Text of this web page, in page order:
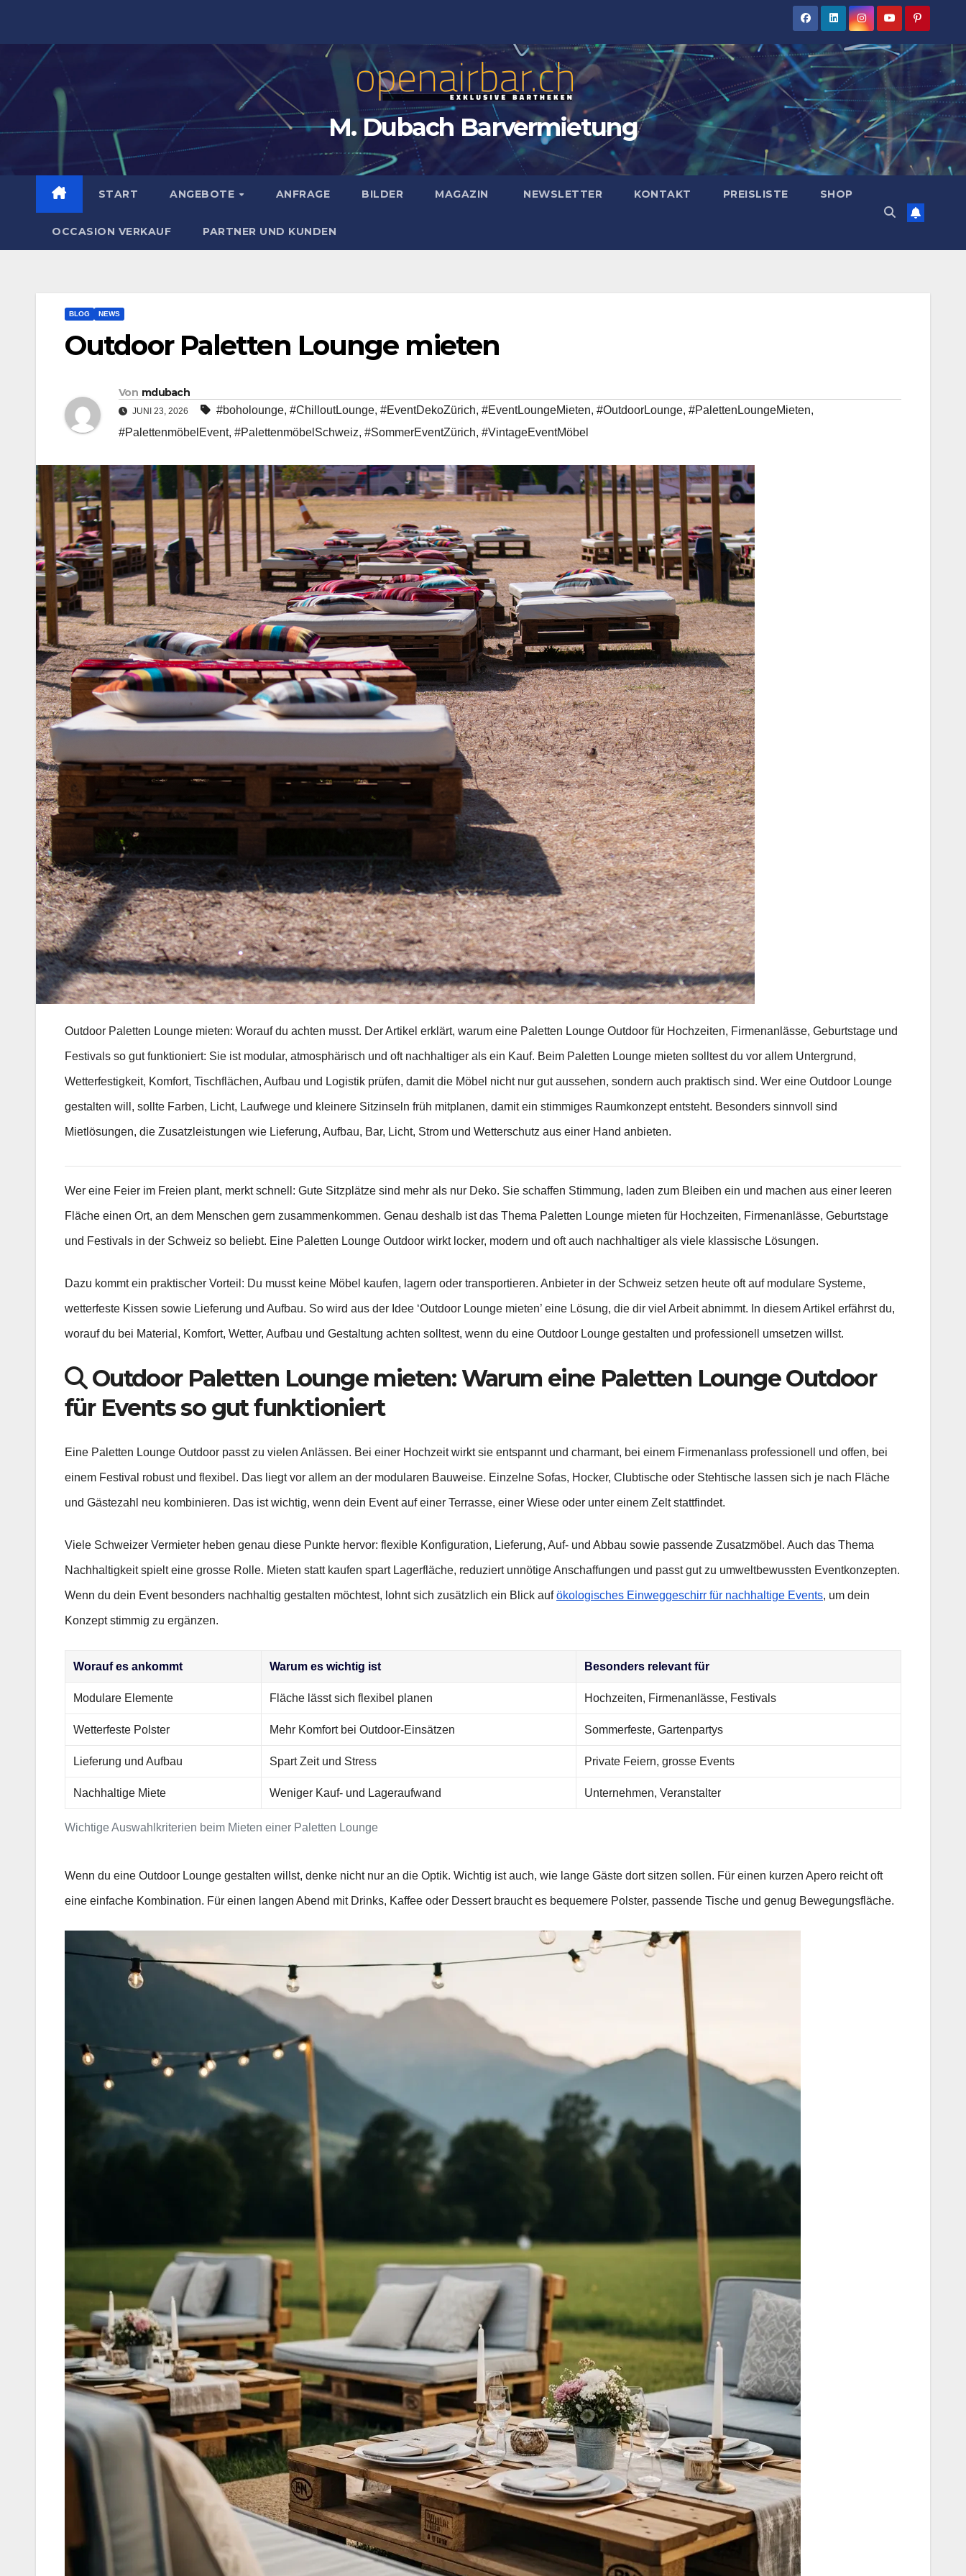
M. Dubach Barvermietung
START ANGEBOTE ANFRAGE BILDER MAGAZIN NEWSLETTER KONTAKT PREISLISTE SHOP
OCCASION VERKAUF PARTNER UND KUNDEN
BLOG NEWS
Outdoor Paletten Lounge mieten
Von mdubach
JUNI 23, 2026 #boholounge, #ChilloutLounge, #EventDekoZürich, #EventLoungeMieten, #OutdoorLounge, #PalettenLoungeMieten,
#PalettenmöbelEvent, #PalettenmöbelSchweiz, #SommerEventZürich, #VintageEventMöbel
Outdoor Paletten Lounge mieten: Worauf du achten musst. Der Artikel erklärt, warum eine Paletten Lounge Outdoor für Hochzeiten, Firmenanlässe, Geburtstage und
Festivals so gut funktioniert: Sie ist modular, atmosphärisch und oft nachhaltiger als ein Kauf. Beim Paletten Lounge mieten solltest du vor allem Untergrund,
Wetterfestigkeit, Komfort, Tischflächen, Aufbau und Logistik prüfen, damit die Möbel nicht nur gut aussehen, sondern auch praktisch sind. Wer eine Outdoor Lounge
gestalten will, sollte Farben, Licht, Laufwege und kleinere Sitzinseln früh mitplanen, damit ein stimmiges Raumkonzept entsteht. Besonders sinnvoll sind
Mietlösungen, die Zusatzleistungen wie Lieferung, Aufbau, Bar, Licht, Strom und Wetterschutz aus einer Hand anbieten.
Wer eine Feier im Freien plant, merkt schnell: Gute Sitzplätze sind mehr als nur Deko. Sie schaffen Stimmung, laden zum Bleiben ein und machen aus einer leeren
Fläche einen Ort, an dem Menschen gern zusammenkommen. Genau deshalb ist das Thema Paletten Lounge mieten für Hochzeiten, Firmenanlässe, Geburtstage
und Festivals in der Schweiz so beliebt. Eine Paletten Lounge Outdoor wirkt locker, modern und oft auch nachhaltiger als viele klassische Lösungen.
Dazu kommt ein praktischer Vorteil: Du musst keine Möbel kaufen, lagern oder transportieren. Anbieter in der Schweiz setzen heute oft auf modulare Systeme,
wetterfeste Kissen sowie Lieferung und Aufbau. So wird aus der Idee ‘Outdoor Lounge mieten’ eine Lösung, die dir viel Arbeit abnimmt. In diesem Artikel erfährst du,
worauf du bei Material, Komfort, Wetter, Aufbau und Gestaltung achten solltest, wenn du eine Outdoor Lounge gestalten und professionell umsetzen willst.
Outdoor Paletten Lounge mieten: Warum eine Paletten Lounge Outdoor
für Events so gut funktioniert
Eine Paletten Lounge Outdoor passt zu vielen Anlässen. Bei einer Hochzeit wirkt sie entspannt und charmant, bei einem Firmenanlass professionell und offen, bei
einem Festival robust und flexibel. Das liegt vor allem an der modularen Bauweise. Einzelne Sofas, Hocker, Clubtische oder Stehtische lassen sich je nach Fläche
und Gästezahl neu kombinieren. Das ist wichtig, wenn dein Event auf einer Terrasse, einer Wiese oder unter einem Zelt stattfindet.
Viele Schweizer Vermieter heben genau diese Punkte hervor: flexible Konfiguration, Lieferung, Auf- und Abbau sowie passende Zusatzmöbel. Auch das Thema
Nachhaltigkeit spielt eine grosse Rolle. Mieten statt kaufen spart Lagerfläche, reduziert unnötige Anschaffungen und passt gut zu umweltbewussten Eventkonzepten.
Wenn du dein Event besonders nachhaltig gestalten möchtest, lohnt sich zusätzlich ein Blick aufökologisches Einweggeschirr für nachhaltige Events, um dein
Konzept stimmig zu ergänzen.
Wichtige Auswahlkriterien beim Mieten einer Paletten Lounge
Worauf es ankommt Warum es wichtig ist Besonders relevant für
Modulare Elemente Fläche lässt sich flexibel planen Hochzeiten, Firmenanlässe, Festivals
Wetterfeste Polster Mehr Komfort bei Outdoor-Einsätzen Sommerfeste, Gartenpartys
Lieferung und Aufbau Spart Zeit und Stress Private Feiern, grosse Events
Nachhaltige Miete Weniger Kauf- und Lageraufwand Unternehmen, Veranstalter
Wenn du eine Outdoor Lounge gestalten willst, denke nicht nur an die Optik. Wichtig ist auch, wie lange Gäste dort sitzen sollen. Für einen kurzen Apero reicht oft
eine einfache Kombination. Für einen langen Abend mit Drinks, Kaffee oder Dessert braucht es bequemere Polster, passende Tische und genug Bewegungsfläche.